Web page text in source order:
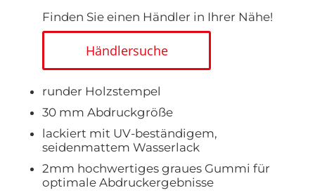
Finden Sie einen Händler in Ihrer Nähe!
Händlersuche
runder Holzstempel
30 mm Abdruckgröße
lackiert mit UV-beständigem,
seidenmattem Wasserlack
2mm hochwertiges graues Gummi für
optimale Abdruckergebnisse